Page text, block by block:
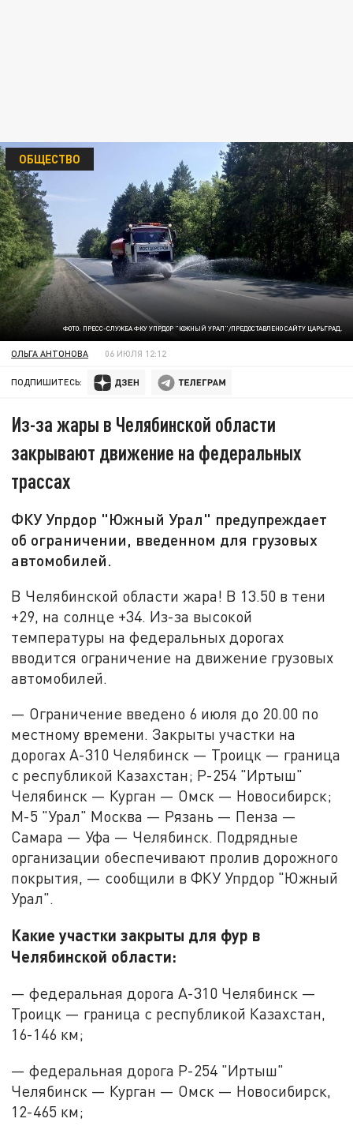
ФОТО: ПРЕСС-СЛУЖБА ФКУ УПРДОР "ЮЖНЫЙ УРАЛ"/ПРЕДОСТАВЛЕНО САЙТУ ЦАРЬГРАД.
ОБЩЕСТВО
ОЛЬГА АНТОНОВА 06 ИЮЛЯ 12:12
ПОДПИШИТЕСЬ:
Из-за жары в Челябинской области
закрывают движение на федеральных
трассах
ФКУ Упрдор "Южный Урал" предупреждает
об ограничении, введенном для грузовых
автомобилей.
В Челябинской области жара! В 13.50 в тени
+29, на солнце +34. Из-за высокой
температуры на федеральных дорогах
вводится ограничение на движение грузовых
автомобилей.
— Ограничение введено 6 июля до 20.00 по
местному времени. Закрыты участки на
дорогах А-310 Челябинск — Троицк — граница
с республикой Казахстан; Р-254 "Иртыш"
Челябинск — Курган — Омск — Новосибирск;
М-5 "Урал" Москва — Рязань — Пенза —
Самара — Уфа — Челябинск. Подрядные
организации обеспечивают пролив дорожного
покрытия, — сообщили в ФКУ Упрдор "Южный
Урал".
Какие участки закрыты для фур в
Челябинской области:
— федеральная дорога А-310 Челябинск —
Троицк — граница с республикой Казахстан,
16-146 км;
— федеральная дорога Р-254 "Иртыш"
Челябинск — Курган — Омск — Новосибирск,
12-465 км;